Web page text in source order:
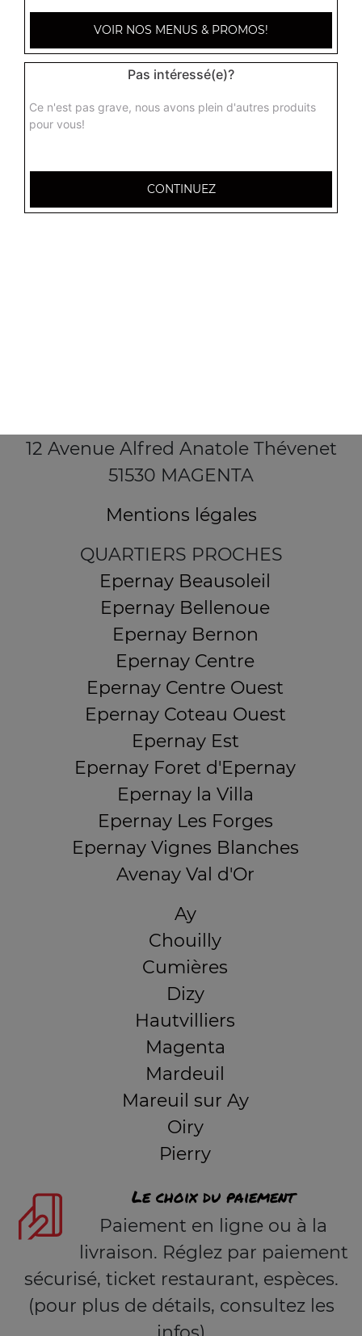
6.50€
Panini chèvre
6.50€
12 Avenue Alfred Anatole Thévenet
51530 MAGENTA
Mentions légales
QUARTIERS PROCHES
Epernay Beausoleil
Epernay Bellenoue
Epernay Bernon
Epernay Centre
Epernay Centre Ouest
Epernay Coteau Ouest
Epernay Est
Epernay Foret d'Epernay
Epernay la Villa
Epernay Les Forges
Epernay Vignes Blanches
Avenay Val d'Or
Ay
Chouilly
Cumières
Dizy
Hautvilliers
Magenta
Mardeuil
Mareuil sur Ay
Oiry
Pierry
Le choix du paiement
Paiement en ligne ou à la
livraison. Réglez par paiement
sécurisé, ticket restaurant, espèces.
(pour plus de détails, consultez les
VOIR NOS MENUS & PROMOS!
Pas intéressé(e)?
Ce n'est pas grave, nous avons plein d'autres produits
pour vous!
CONTINUEZ